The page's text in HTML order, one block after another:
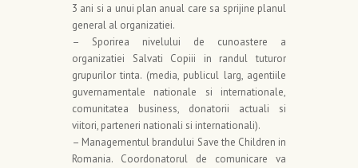
3 ani si a unui plan anual care sa sprijine planul
general al organizatiei.
– Sporirea nivelului de cunoastere a
organizatiei Salvati Copiii in randul tuturor
grupurilor tinta. (media, publicul larg, agentiile
guvernamentale nationale si internationale,
comunitatea business, donatorii actuali si
viitori, parteneri nationali si internationali).
– Managementul brandului Save the Children in
Romania. Coordonatorul de comunicare va